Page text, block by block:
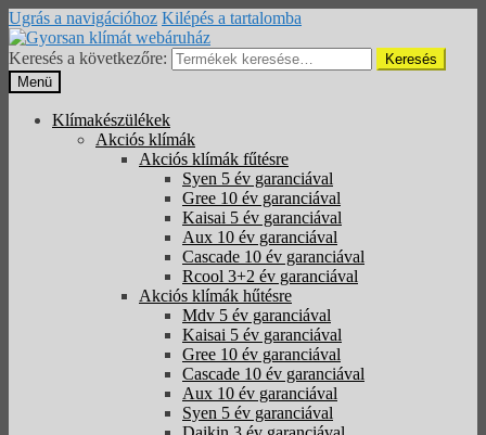
Ugrás a navigációhoz Kilépés a tartalomba
Keresés a következőre:
Keresés
Menü
Klímakészülékek
Akciós klímák
Akciós klímák fűtésre
Syen 5 év garanciával
Gree 10 év garanciával
Kaisai 5 év garanciával
Aux 10 év garanciával
Cascade 10 év garanciával
Rcool 3+2 év garanciával
Akciós klímák hűtésre
Mdv 5 év garanciával
Kaisai 5 év garanciával
Gree 10 év garanciával
Cascade 10 év garanciával
Aux 10 év garanciával
Syen 5 év garanciával